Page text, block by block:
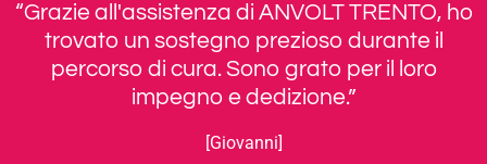
“Grazie all'assistenza di ANVOLT TRENTO, ho
trovato un sostegno prezioso durante il
percorso di cura. Sono grato per il loro
impegno e dedizione.”
[Giovanni]